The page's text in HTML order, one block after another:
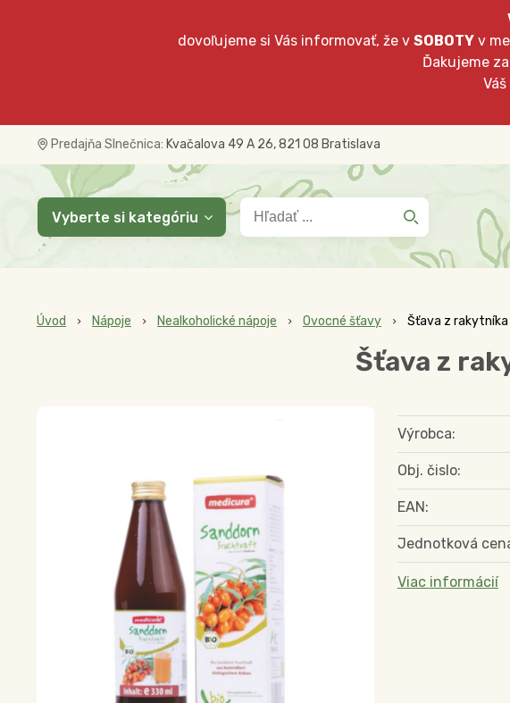
dovoľujeme si Vás informovať, že v SOBOTYv
Ďakujeme
Predajňa Slnečnica: Kvačalova 49 A 26, 821 08 Bratislava
Úvod Nápoje Nealkoholické nápoje Ovocné šťavy Šťava z
Šťava z
Výrobca:
Obj. čislo:
EAN:
Jednotková
Viac informácií
Vyberte si kategóriu